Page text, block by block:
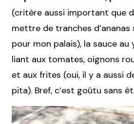
(critère aussi important que
mettre de tranches d’ananas
pour mon palais), la sauce
liant aux tomates, oignons
et aux frites (oui, il y a aussi
pita). Bref, c’est goûtu sans